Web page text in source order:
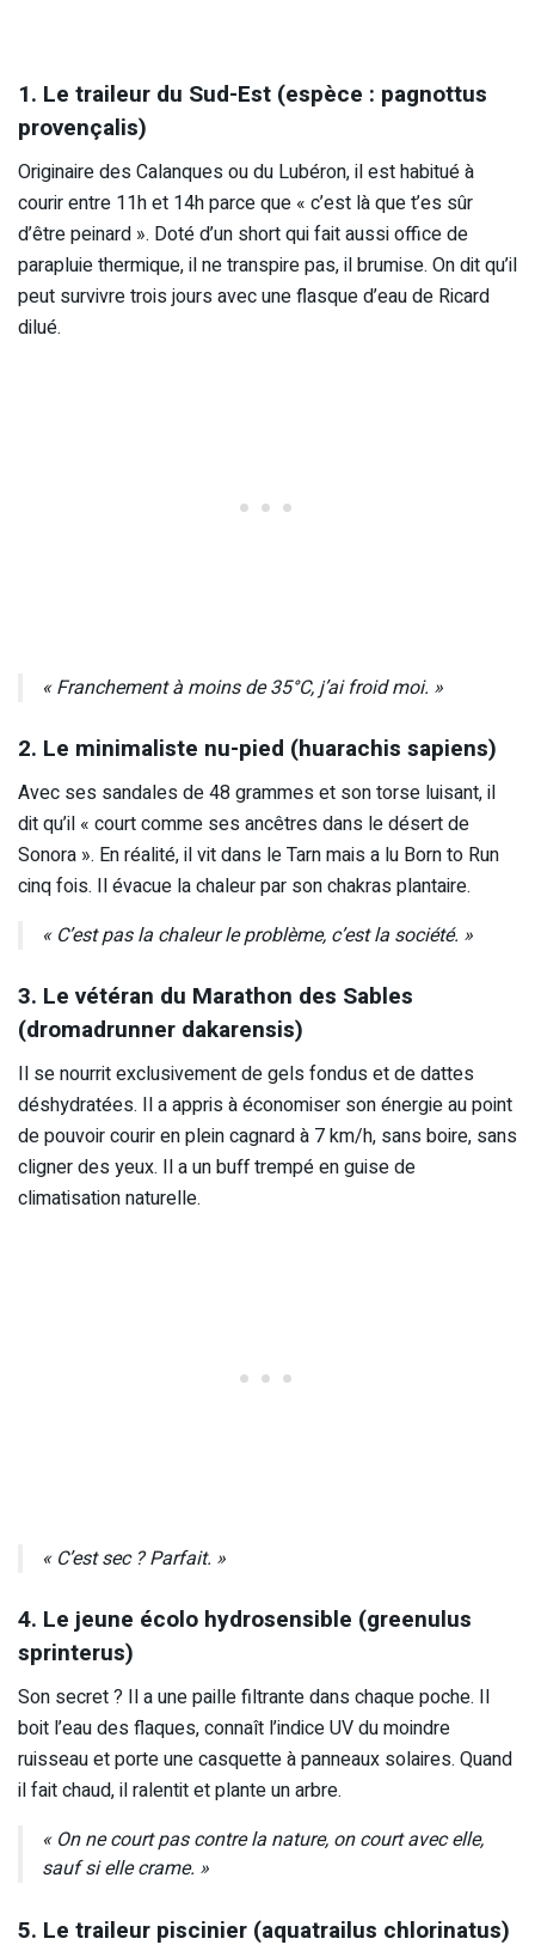
1. Le traileur du Sud-Est (espèce : pagnottus
provençalis)
Originaire des Calanques ou du Lubéron, il est habitué à
courir entre 11h et 14h parce que « c’est là que t’es sûr
d’être peinard ». Doté d’un short qui fait aussi office de
parapluie thermique, il ne transpire pas, il brumise. On dit qu’il
peut survivre trois jours avec une flasque d’eau de Ricard
dilué.
« Franchement à moins de 35°C, j’ai froid moi. »
2. Le minimaliste nu-pied (huarachis sapiens)
Avec ses sandales de 48 grammes et son torse luisant, il
dit qu’il « court comme ses ancêtres dans le désert de
Sonora ». En réalité, il vit dans le Tarn mais a lu Born to Run
cinq fois. Il évacue la chaleur par son chakras plantaire.
« C’est pas la chaleur le problème, c’est la société. »
3. Le vétéran du Marathon des Sables
(dromadrunner dakarensis)
Il se nourrit exclusivement de gels fondus et de dattes
déshydratées. Il a appris à économiser son énergie au point
de pouvoir courir en plein cagnard à 7 km/h, sans boire, sans
cligner des yeux. Il a un buff trempé en guise de
climatisation naturelle.
« C’est sec ? Parfait. »
4. Le jeune écolo hydrosensible (greenulus
sprinterus)
Son secret ? Il a une paille filtrante dans chaque poche. Il
boit l’eau des flaques, connaît l’indice UV du moindre
ruisseau et porte une casquette à panneaux solaires. Quand
il fait chaud, il ralentit et plante un arbre.
« On ne court pas contre la nature, on court avec elle,
sauf si elle crame. »
5. Le traileur piscinier (aquatrailus chlorinatus)